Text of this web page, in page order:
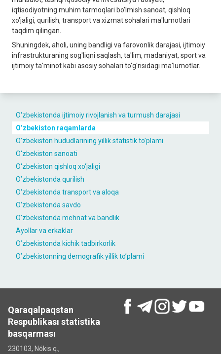
O‘zbekistondа ijtimoiy rivojlаnish vа turmush dаrаjаsi
O’zbekiston raqamlarda
O’zbekiston hududlarining yillik statistik to’plami
O‘zbekiston sаnoаti
O‘zbekiston qishloq xo‘jаligi
O’zbekistonda qurilish
O‘zbekistondа trаnsport vа аloqа
O‘zbekistondа sаvdo
O’zbekistonda mehnat va bandlik
Ayollar va erkaklar
O’zbekistonda kichik tadbirkorlik
O’zbekistonning demografik yillik to’plami
iqtisodiyotning muhim tarmoqlari bo'lmish sanoat, qishloq
xo'jaligi, qurilish, transport va xizmat sohalari ma'lumotlari
taqdim qilingan.
Shuningdek, aholi, uning bandligi va farovonlik darajasi, ijtimoiy
infrastrukturaning sog'liqni saqlash, ta'lim, madaniyat, sport va
ijtimoiy ta'minot kabi asosiy sohalari to'g'risidagi ma'lumotlar.
Qaraqalpaqstan
Respublikası statistika
basqarması
230103, Nókis q.,